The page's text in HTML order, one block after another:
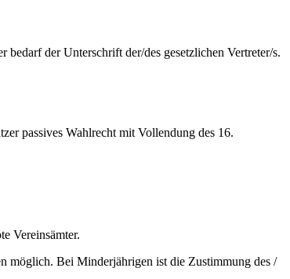
der Unterschrift der/des gesetzlichen Vertreter/s.
passives Wahlrecht mit Vollendung des 16.
Vereinsämter.
möglich. Bei Minderjährigen ist die Zustimmung des /